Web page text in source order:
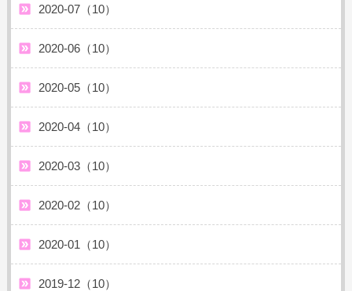
2020-07（10）
2020-06（10）
2020-05（10）
2020-04（10）
2020-03（10）
2020-02（10）
2020-01（10）
2019-12（10）